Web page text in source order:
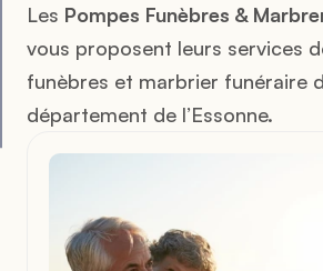
Les Pompes Funèbres &
vous proposent leurs services
funèbres et marbrier funéraire
département de l’Essonne.